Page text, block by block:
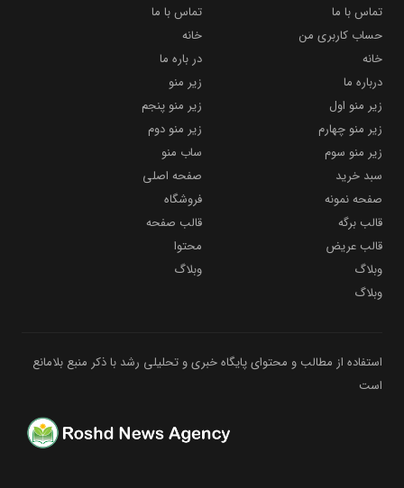
تماس با ما
تماس با ما
حساب کاربری من
خانه
خانه
در باره ما
درباره ما
زیر منو
زیر منو اول
زیر منو پنجم
زیر منو چهارم
زیر منو دوم
زیر منو سوم
ساب منو
سبد خرید
صفحه اصلی
صفحه نمونه
فروشگاه
قالب برگه
قالب صفحه
قالب عریض
محتوا
وبلاگ
وبلاگ
وبلاگ
استفاده از مطالب و محتوای پایگاه خبری و تحلیلی رشد با ذکر منبع بلامانع
است